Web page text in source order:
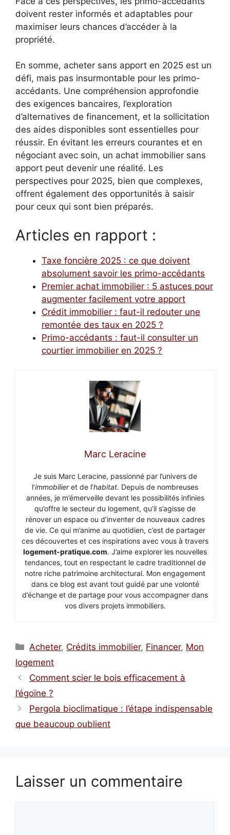
doivent rester informés et adaptables pour
maximiser leurs chances d’accéder à la
propriété.
En somme, acheter sans apport en 2025 est un
défi, mais pas insurmontable pour les primo-
accédants. Une compréhension approfondie
des exigences bancaires, l’exploration
d’alternatives de financement, et la sollicitation
des aides disponibles sont essentielles pour
réussir. En évitant les erreurs courantes et en
négociant avec soin, un achat immobilier sans
apport peut devenir une réalité. Les
perspectives pour 2025, bien que complexes,
offrent également des opportunités à saisir
pour ceux qui sont bien préparés.
Articles en rapport :
Taxe foncière 2025 : ce que doivent
absolument savoir les primo-accédants
Premier achat immobilier : 5 astuces pour
augmenter facilement votre apport
Crédit immobilier : faut-il redouter une
remontée des taux en 2025 ?
Primo-accédants : faut-il consulter un
courtier immobilier en 2025 ?
Marc Leracine
Je suis Marc Leracine, passionné par l’univers de
l’immobilieret de l’habitat. Depuis de nombreuses
années, je m’émerveille devant les possibilités infinies
qu’offre le secteur du logement, qu’il s’agisse de
rénover un espace ou d’inventer de nouveaux cadres
de vie. Ce qui m’anime au quotidien, c’est de partager
ces découvertes et ces inspirations avec vous à travers
logement-pratique.com. J’aime explorer les nouvelles
tendances, tout en respectant le cadre traditionnel de
notre riche patrimoine architectural. Mon engagement
dans ce blog est avant tout guidé par une volonté
d’échange et de partage pour vous accompagner dans
vos divers projets immobiliers.
Catégories
Acheter, Crédits immobilier, Financer, Mon
logement
Comment scier le bois efficacement à
l’égoïne ?
Pergola bioclimatique : l’étape indispensable
que beaucoup oublient
Laisser un commentaire